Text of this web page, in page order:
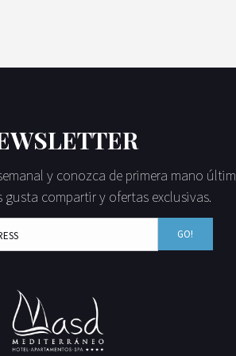
y conozca de primera mano
gusta compartir y ofertas exclusivas.
GO!